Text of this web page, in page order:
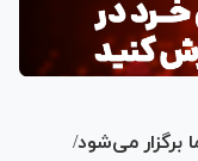
برگزار می‌شود/